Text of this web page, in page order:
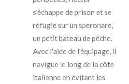
s'échappe de prison et se
réfugie sur un speronare,
un petit bateau de pêche.
Avec l'aide de l'équipage, il
navigue le long de la côte
italienne en évitant les